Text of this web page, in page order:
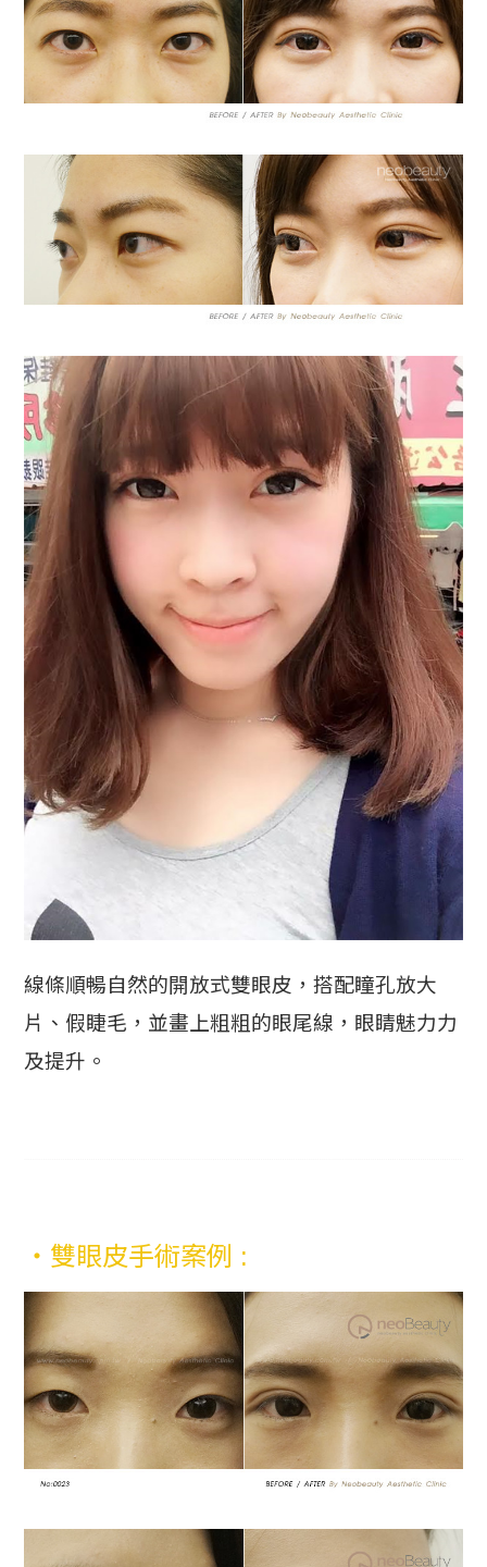
線條順暢自然的開放式雙眼皮，搭配瞳孔放大
片、假睫毛，並畫上粗粗的眼尾線，眼睛魅力力
及提升。
・雙眼皮手術案例 :